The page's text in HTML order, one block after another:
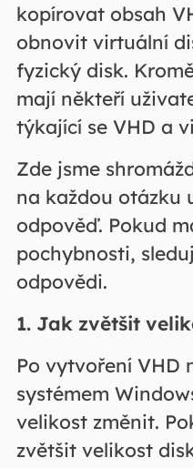
kopírovat obsah
obnovit virtuální
fyzický disk.
mají někteří
týkající se VHD a
Zde jsme
na každou otázku
odpověď. Pokud
pochybnosti,
odpovědi.
1. Jak zvětšit
Po vytvoření VHD
systémem
velikost změnit.
zvětšit velikost